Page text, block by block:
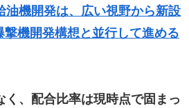
油機開発は、広い視野から新設
機開発構想と並行して進める
、配合比率は現時点で固まっ